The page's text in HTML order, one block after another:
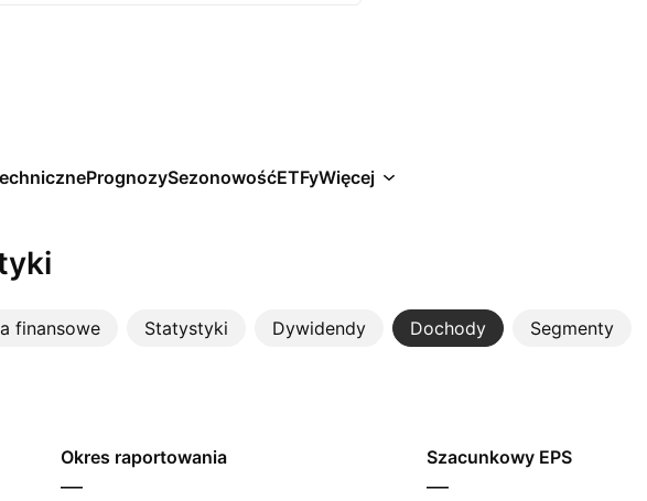
PrognozySezonowośćETFyWięcej
finansowe Statystyki Dywidendy Dochody Segmenty
Okres raportowania
—
Szacunkowy EPS
—